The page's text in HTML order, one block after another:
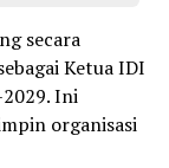
secara
Ketua IDI
Ini
organisasi